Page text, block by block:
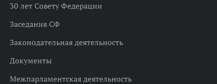
30 лет Совету Федерации
Заседания СФ
Законодательная деятельность
Документы
Межпарламентская деятельность